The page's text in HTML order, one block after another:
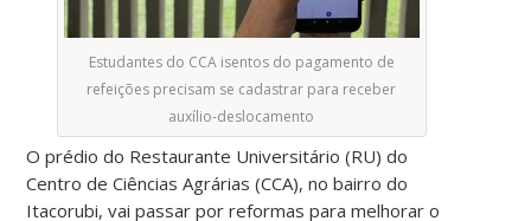
Estudantes do CCA isentos do pagamento de
refeições precisam se cadastrar para receber
auxílio-deslocamento
O prédio do Restaurante Universitário (RU) do
Centro de Ciências Agrárias (CCA), no bairro do
Itacorubi, vai passar por reformas para melhorar o